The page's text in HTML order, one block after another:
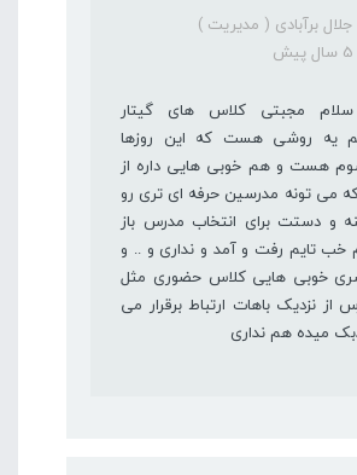
جلال برآبادی ( مدیریت )
5 سال پیش
سلام مجبتی کلاس های گیتار
یه روشی هست که این روزها
هست و هم خوبی هایی داره از
می تونه مدرسین حرفه ای تری رو
و دستت برای انتخاب مدرس باز
تایم رفت و آمد و نداری و .. و
خوبی هایی کلاس حضوری مثل
از نزدیک باهات ارتباط برقرار می
میده هم نداری